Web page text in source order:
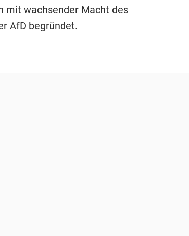
mit wachsender Macht des
AfD begründet.